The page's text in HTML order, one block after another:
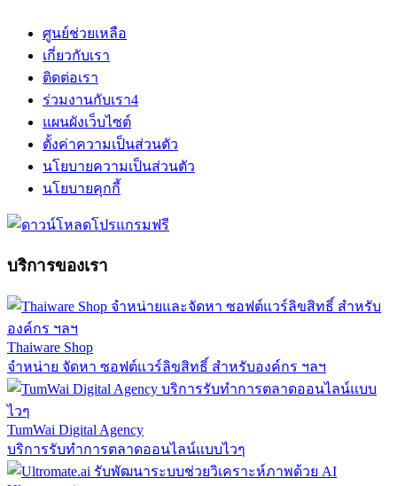
ศูนย์ช่วยเหลือ
เกี่ยวกับเรา
ติดต่อเรา
ร่วมงานกับเรา4
แผนผังเว็บไซต์
ตั้งค่าความเป็นส่วนตัว
นโยบายความเป็นส่วนตัว
นโยบายคุกกี้
บริการของเรา
Thaiware Shop
จำหน่าย จัดหา ซอฟต์แวร์ลิขสิทธิ์ สำหรับองค์กร ฯลฯ
TumWai Digital Agency
บริการรับทำการตลาดออนไลน์แบบไวๆ